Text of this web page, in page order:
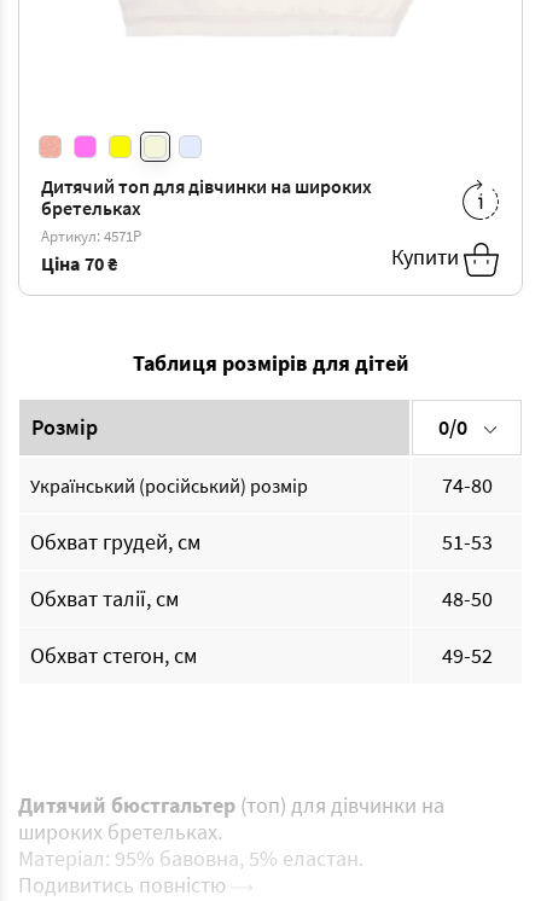
Дитячий топ для дівчинки на широких
бретельках
Артикул: 4571P
Ціна 70 ₴ Купити
4/5
Таблиця розмірів для дітей
Розмір 0/0
Український (російський) розмір 74-80
Обхват грудей, см 51-53
Обхват талії, см 48-50
Обхват стегон, см 49-52
Дитячий бюстгальтер (топ) для дівчинки на
широких бретельках.
Матеріал: 95% бавовна, 5% еластан.
Подивитись повністю